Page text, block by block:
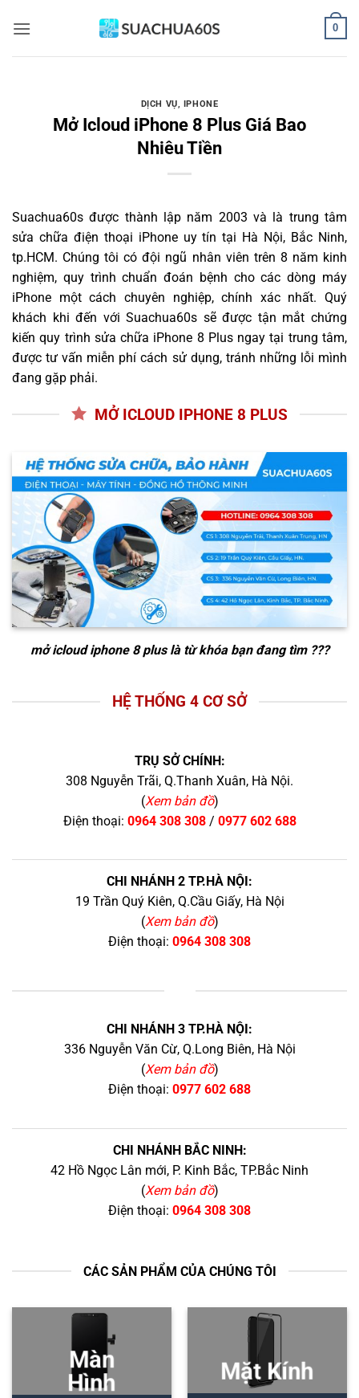
qua
0
DỊCH VỤ, IPHONE
Mở Icloud iPhone 8 Plus Giá Bao
Nhiêu Tiền
Suachua60s được thành lập năm 2003 và là trung tâm
sửa chữa điện thoại iPhone uy tín tại Hà Nội, Bắc Ninh,
tp.HCM. Chúng tôi có đội ngũ nhân viên trên 8 năm kinh
nghiệm, quy trình chuẩn đoán bệnh cho các dòng máy
iPhone một cách chuyên nghiệp, chính xác nhất. Quý
khách khi đến với Suachua60s sẽ được tận mắt chứng
kiến quy trình sửa chữa iPhone 8 Plus ngay tại trung tâm,
được tư vấn miễn phí cách sử dụng, tránh những lỗi mình
đang gặp phải.
MỞ ICLOUD IPHONE 8 PLUS
mở icloud iphone 8 pluslà từ khóa bạn đang tìm ???
HỆ THỐNG 4 CƠ SỞ
TRỤ SỞ CHÍNH:
308 Nguyễn Trãi, Q.Thanh Xuân, Hà Nội.
(Xem bản đồ)
Điện thoại: 0964 308 308/ 0977 602 688
CHI NHÁNH 2 TP.HÀ NỘI:
19 Trần Quý Kiên, Q.Cầu Giấy, Hà Nội
(Xem bản đồ)
Điện thoại: 0964 308 308
CHI NHÁNH 3 TP.HÀ NỘI:
336 Nguyễn Văn Cừ, Q.Long Biên, Hà Nội
(Xem bản đồ)
Điện thoại: 0977 602 688
CHI NHÁNH BẮC NINH:
42 Hồ Ngọc Lân mới, P. Kinh Bắc, TP.Bắc Ninh
(Xem bản đồ)
Điện thoại: 0964 308 308
CÁC SẢN PHẨM CỦA CHÚNG TÔI
Màn
Hình
Mặt Kính